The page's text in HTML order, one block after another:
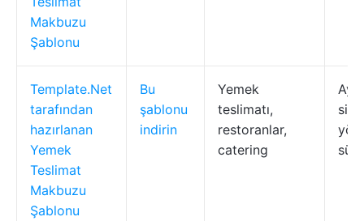
Makbuzu
Şablonu
Template.Net
tarafından
hazırlanan
Yemek
Teslimat
Makbuzu
Şablonu
Bu
şablonu
indirin
Yemek
teslimatı,
restoranlar,
catering